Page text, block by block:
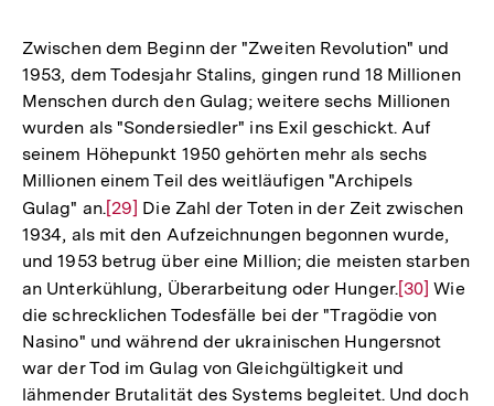
der
Fußnote
Zwischen dem Beginn der "Zweiten Revolution" und
1953, dem Todesjahr Stalins, gingen rund 18 Millionen
Menschen durch den Gulag; weitere sechs Millionen
wurden als "Sondersiedler" ins Exil geschickt. Auf
seinem Höhepunkt 1950 gehörten mehr als sechs
Millionen einem Teil des weitläufigen "Archipels
Gulag" an.Zur
Auflösung
der
Fußnote
[29] Die Zahl der Toten in der Zeit zwischen
1934, als mit den Aufzeichnungen begonnen wurde,
und 1953 betrug über eine Million; die meisten starben
an Unterkühlung, Überarbeitung oder Hunger.Zur
Auflösung
der
Fußnote
[30] Wie
die schrecklichen Todesfälle bei der "Tragödie von
Nasino" und während der ukrainischen Hungersnot
war der Tod im Gulag von Gleichgültigkeit und
lähmender Brutalität des Systems begleitet. Und doch